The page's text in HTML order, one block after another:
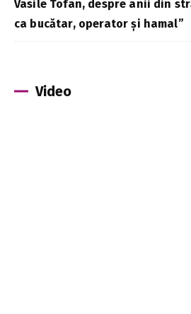
Vasile Tofan, despre anii din
ca bucătar, operator și hamal”
Video